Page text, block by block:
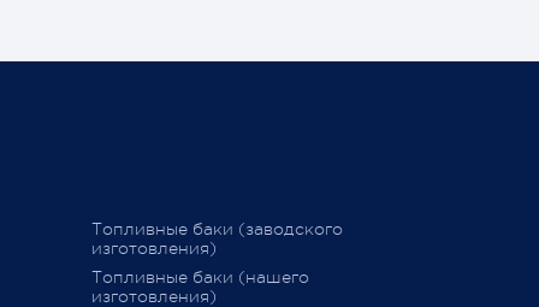
График последних отправок "ПЭК"
15 декабря 2020
Топливные баки (заводского
изготовления)
Топливные баки (нашего
изготовления)